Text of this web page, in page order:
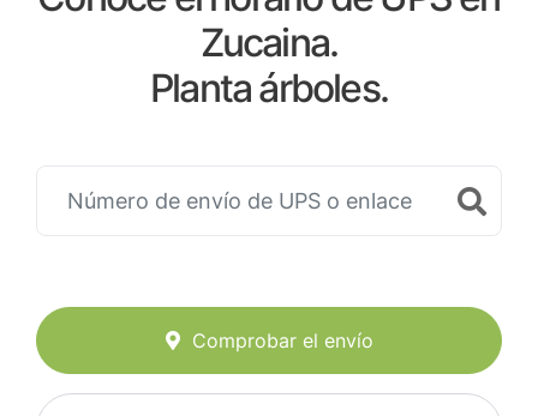
Zucaina.
Planta árboles.
Comprobar el envío